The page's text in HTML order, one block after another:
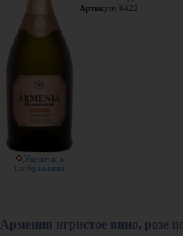
Увеличить
изображение
Артикул: 6422
Армения игристое вино, розе